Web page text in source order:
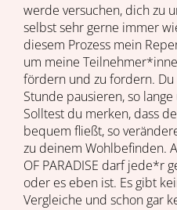
werde versuchen, dich zu
selbst sehr gerne immer
diesem Prozess mein
um meine
fördern und zu fordern.
Stunde pausieren, so
Solltest du merken, dass
bequem fließt, so
zu deinem Wohlbefinden.
OF PARADISE darf jede*r
oder es eben ist. Es gibt
Vergleiche und schon gar